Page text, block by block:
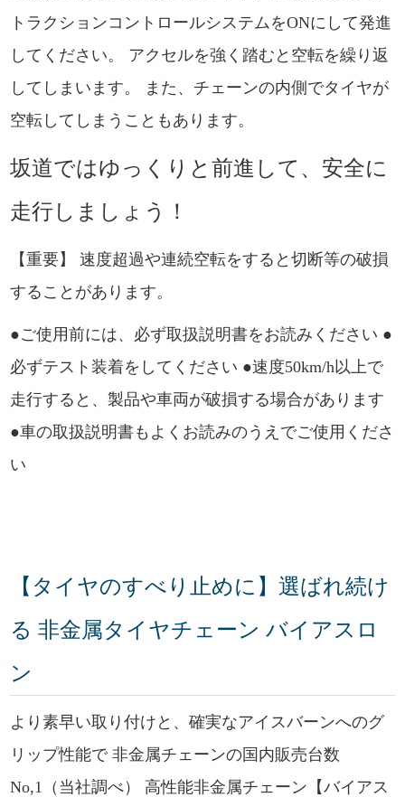
トラクションコントロールシステムをONにして発進
してください。 アクセルを強く踏むと空転を繰り返
してしまいます。 また、チェーンの内側でタイヤが
空転してしまうこともあります。
坂道ではゆっくりと前進して、安全に
走行しましょう！
【重要】 速度超過や連続空転をすると切断等の破損
することがあります。
●ご使用前には、必ず取扱説明書をお読みください ●
必ずテスト装着をしてください ●速度50km/h以上で
走行すると、製品や車両が破損する場合があります
●車の取扱説明書もよくお読みのうえでご使用くださ
い
【タイヤのすべり止めに】選ばれ続け
る 非金属タイヤチェーン バイアスロ
ン
より素早い取り付けと、確実なアイスバーンへのグ
リップ性能で 非金属チェーンの国内販売台数
No,1（当社調べ） 高性能非金属チェーン【バイアス